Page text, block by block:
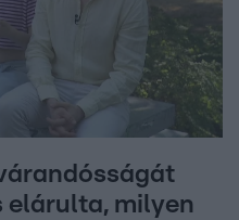
elárulta, milyen